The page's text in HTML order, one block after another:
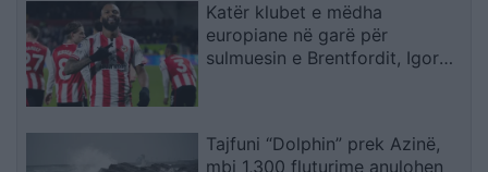
Katër klubet e mëdha
europiane në garë për
sulmuesin e Brentfordit, Igor
Tajfuni “Dolphin” prek Azinë,
mbi 1,300 fluturime anulohen